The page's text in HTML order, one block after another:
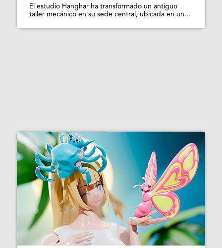
El estudio Hanghar ha transformado un antiguo
taller mecánico en su sede central, ubicada en un...